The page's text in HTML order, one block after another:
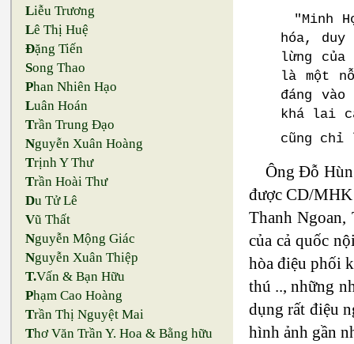
Liễu Trương
Lê Thị Huệ
Đặng Tiến
Song Thao
Phan Nhiên Hạo
Luân Hoán
Trần Trung Đạo
Nguyễn Xuân Hoàng
Trịnh Y Thư
Trần Hoài Thư
Du Tử Lê
Vũ Thất
Nguyễn Mộng Giác
Nguyễn Xuân Thiệp
T.Vấn & Bạn Hữu
Phạm Cao Hoàng
Trần Thị Nguyệt Mai
Thơ Văn Trần Y. Hoa & Bằng hữu
"Minh
hóa,
lừng của
là một
đáng
khá lai
cũng chỉ
Ông Ðỗ
được CD/MHK
Thanh Ngoan,
của cả quốc
hòa điệu phối
thú .., những
dụng rất điệu
hình ảnh gần